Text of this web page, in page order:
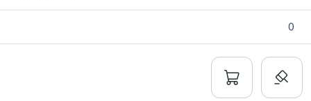
0